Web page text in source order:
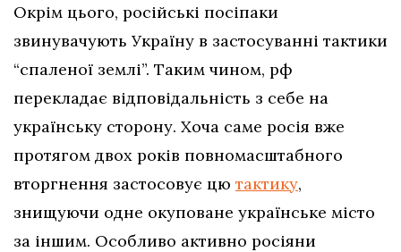
Окрім цього, російські посіпаки
звинувачують Україну в застосуванні тактики
“спаленої землі”. Таким чином, рф
перекладає відповідальність з себе на
українську сторону. Хоча саме росія вже
протягом двох років повномасштабного
вторгнення застосовує цю тактику,
знищуючи одне окуповане українське місто
за іншим. Особливо активно росіяни